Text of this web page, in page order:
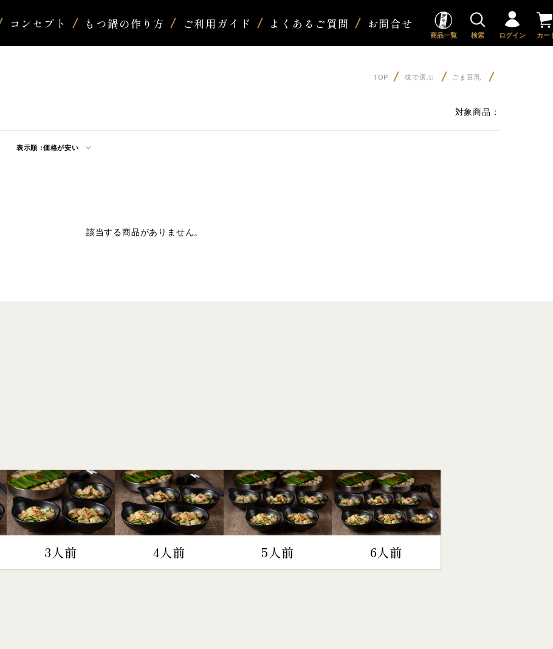
コンセプト もつ鍋の作り方 ご利用ガイド よくあるご質問 お問合せ
商品一覧 検索 ログイン カー
TOP 味で選ぶ ごま豆乳
対象商品：
表示順 :価格が安い
該当する商品がありません。
3人前 4人前 5人前 6人前